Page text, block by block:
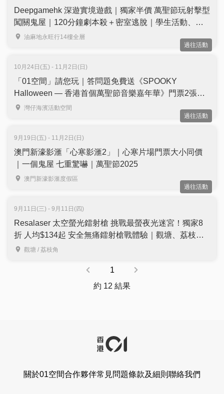
Deepgamehk 深遊實境遊戲｜獨家半價 萬聖節玩射擊型
闖關鬼屋｜120分鐘劇本殺＋密室逃脫｜學生活動、
Team Building、Re-U｜油麻地二千呎室內場地Ｘ電影
油麻地永旺行14樓全層
過往活動
10月24日(五) - 11月2日(日)
「01空間」請您玩｜答問題免費送《SPOOKY
Halloween — 香港首個萬聖節音樂嘉年華》門票2張｜
名額共8位
灣仔海濱活動空間
過往活動
9月19日(五) - 11月2日(日)
澳門新濠影滙「心寒影滙2」｜心寒片場門票大小同價
｜一個鬼屋 七重驚嚇｜萬聖節2025
澳門新濠影滙度假區
過往活動
9月11日(三) - 9月11日(四)
Resalaser 太空螢光鐳射槍 挑戰最螢夜光迷宮！獨家8
折 人均$134起 安全無痛鐳射槍戰體驗｜觀塘、荔枝角
過萬呎分店
觀塘 / 荔枝角
1
約 12 結果
關於01空間合作夥伴常見問題條款及細則 聯絡我們